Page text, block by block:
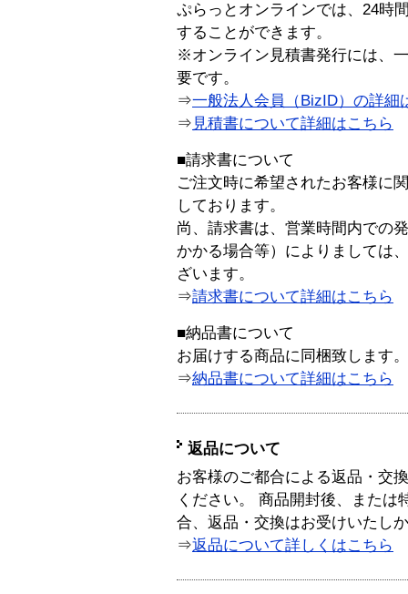
ぷらっとオンラインでは、24時
することができます。
※オンライン見積書発行には、
要です。
⇒一般法人会員（BizID）の詳細
⇒ 見積書について詳細はこちら
■請求書について
ご注文時に希望されたお客様に
しております。
尚、請求書は、営業時間内での
かかる場合等）によりましては
ざいます。
⇒請求書について詳細はこちら
■納品書について
お届けする商品に同梱致します。
⇒納品書について詳細はこちら
返品について
お客様のご都合による返品・交
ください。 商品開封後、または
合、返品・交換はお受けいたし
⇒返品について詳しくはこちら